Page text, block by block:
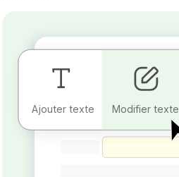
Ajouter texte Modifier texte